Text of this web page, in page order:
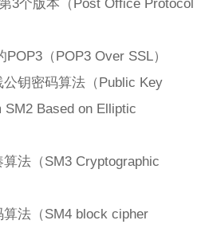
个版本（Post Office Protocol
（POP3 Over SSL）
钥密码算法（Public Key
SM2 Based on Elliptic
法（SM3 Cryptographic
法（SM4 block cipher